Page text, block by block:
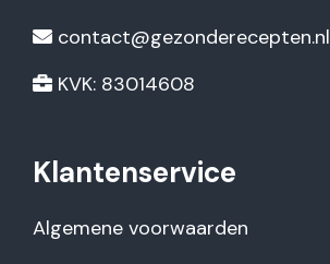
contact@gezonderecepten.nl
KVK: 83014608
Klantenservice
Algemene voorwaarden